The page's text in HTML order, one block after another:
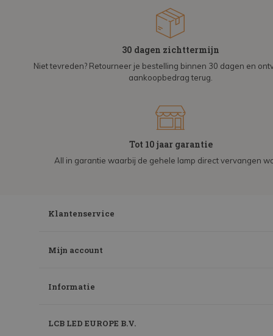
30 dagen zichttermijn
Niet tevreden? Retourneer je bestelling binnen 30 dagen en
aankoopbedrag terug.
Tot 10 jaar garantie
All in garantie waarbij de gehele lamp direct vervangen
Klantenservice
Mijn account
Informatie
LCB LED EUROPE B.V.